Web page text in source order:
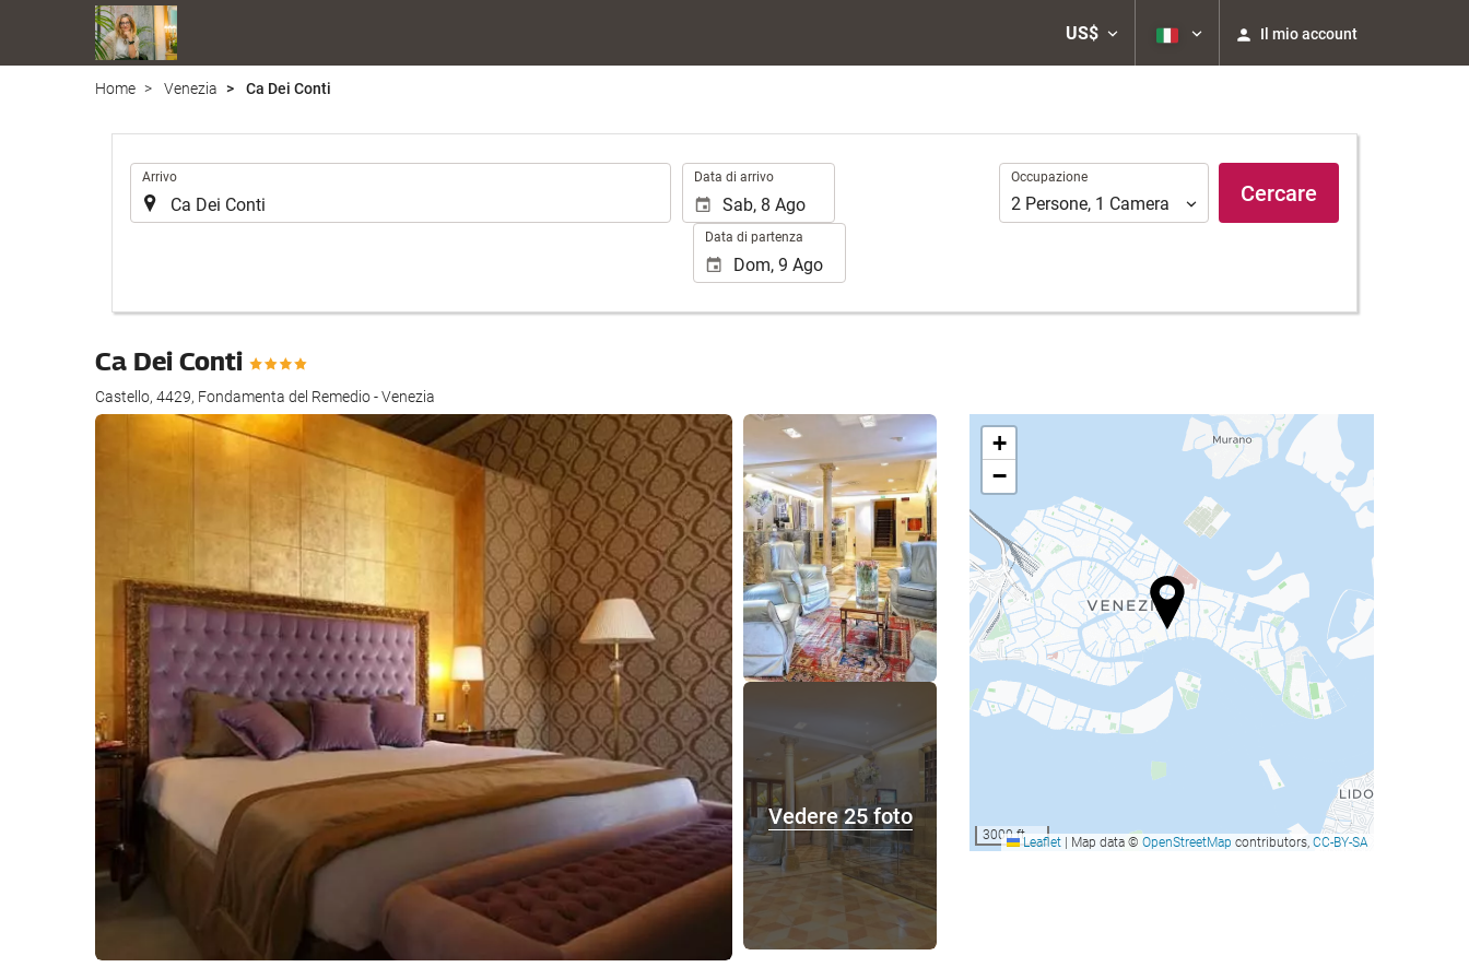
US$ Il mio account
Home Venezia Ca Dei Conti
Arrivo Data di arrivo
Data di partenza
Occupazione
Occupazione
2 Persone, 1 Camera Cercare
Ca Dei Conti
Castello, 4429, Fondamenta del Remedio - Venezia
Vedere 25 foto
Vedere 25 foto
+
−
3000 ftLeaflet Map data © OpenStreetMap contributors, CC-BY-SA